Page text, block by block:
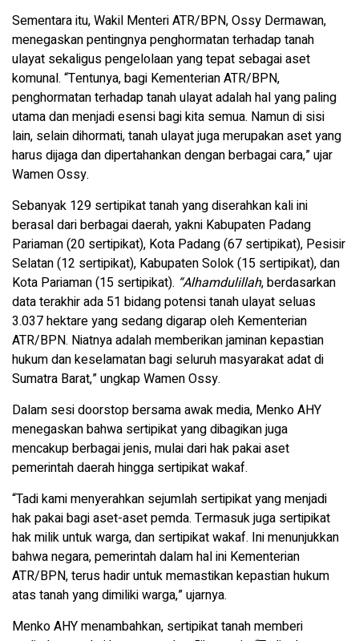
Sementara itu, Wakil Menteri ATR/BPN, Ossy Dermawan,
menegaskan pentingnya penghormatan terhadap tanah
ulayat sekaligus pengelolaan yang tepat sebagai aset
komunal. “Tentunya, bagi Kementerian ATR/BPN,
penghormatan terhadap tanah ulayat adalah hal yang paling
utama dan menjadi esensi bagi kita semua. Namun di sisi
lain, selain dihormati, tanah ulayat juga merupakan aset yang
harus dijaga dan dipertahankan dengan berbagai cara,” ujar
Wamen Ossy.
Sebanyak 129 sertipikat tanah yang diserahkan kali ini
berasal dari berbagai daerah, yakni Kabupaten Padang
Pariaman (20 sertipikat), Kota Padang (67 sertipikat), Pesisir
Selatan (12 sertipikat), Kabupaten Solok (15 sertipikat), dan
Kota Pariaman (15 sertipikat). “Alhamdulillah, berdasarkan
data terakhir ada 51 bidang potensi tanah ulayat seluas
3.037 hektare yang sedang digarap oleh Kementerian
ATR/BPN. Niatnya adalah memberikan jaminan kepastian
hukum dan keselamatan bagi seluruh masyarakat adat di
Sumatra Barat,” ungkap Wamen Ossy.
Dalam sesi doorstop bersama awak media, Menko AHY
menegaskan bahwa sertipikat yang dibagikan juga
mencakup berbagai jenis, mulai dari hak pakai aset
pemerintah daerah hingga sertipikat wakaf.
“Tadi kami menyerahkan sejumlah sertipikat yang menjadi
hak pakai bagi aset-aset pemda. Termasuk juga sertipikat
hak milik untuk warga, dan sertipikat wakaf. Ini menunjukkan
bahwa negara, pemerintah dalam hal ini Kementerian
ATR/BPN, terus hadir untuk memastikan kepastian hukum
atas tanah yang dimiliki warga,” ujarnya.
Menko AHY menambahkan, sertipikat tanah memberi